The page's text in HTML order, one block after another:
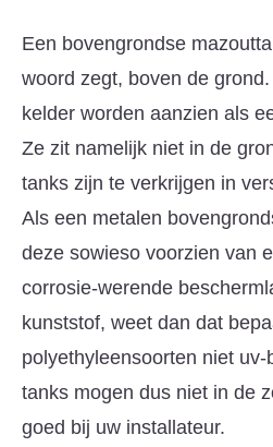
Een bovengrondse
woord zegt, boven de
kelder worden aanzien als
Ze zit namelijk niet in de
tanks zijn te verkrijgen in
Als een metalen
deze sowieso voorzien van
corrosie-werende
kunststof, weet dan dat
polyethyleensoorten niet
tanks mogen dus niet in de
goed bij uw installateur.